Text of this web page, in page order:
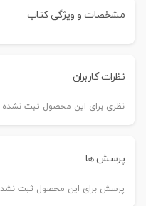
بشر
دکتر
عدد
مشخصات و ویژگی کتاب
نظرات کاربران
نظری برای این محصول ثبت نشده
پرسش ها
پرسش برای این محصول ثبت